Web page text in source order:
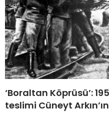
‘Boraltan Köprüsü’:
teslimi Cüneyt